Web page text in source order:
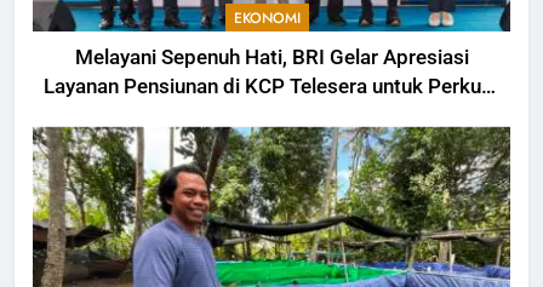
EKONOMI
Melayani Sepenuh Hati, BRI Gelar Apresiasi
Layanan Pensiunan di KCP Telesera untuk Perkuat